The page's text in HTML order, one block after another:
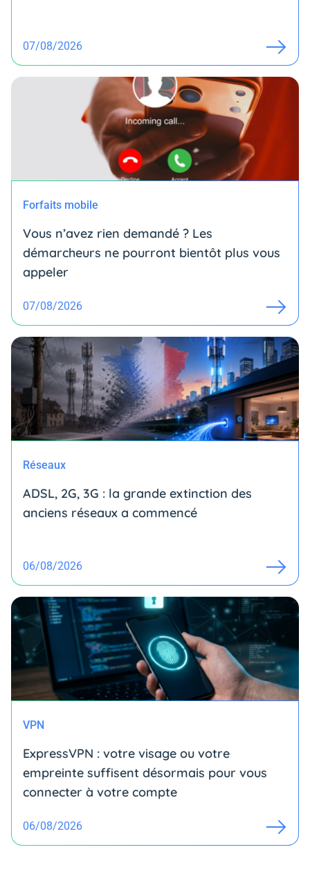
07/08/2026
Forfaits mobile
Vous n’avez rien demandé ? Les
démarcheurs ne pourront bientôt plus vous
appeler
07/08/2026
Réseaux
ADSL, 2G, 3G : la grande extinction des
anciens réseaux a commencé
06/08/2026
VPN
ExpressVPN : votre visage ou votre
empreinte suffisent désormais pour vous
connecter à votre compte
06/08/2026